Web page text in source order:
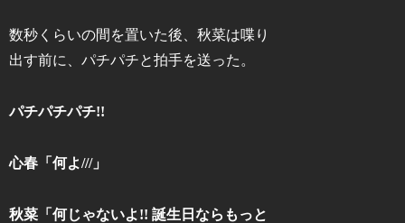
数秒くらいの間を置いた後、秋菜は喋り
出す前に、パチパチと拍手を送った。
パチパチパチ!!
心春「何よ///」
秋菜「何じゃないよ!! 誕生日ならもっと